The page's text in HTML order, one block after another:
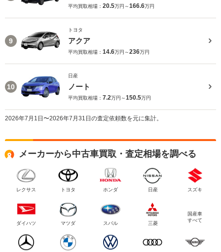
平均買取相場： 20.5万円～166.6万円
9
トヨタ
アクア
平均買取相場： 14.6万円～236万円
10
日産
ノート
平均買取相場： 7.2万円～150.5万円
2026年7月1日〜2026年7月31日の査定依頼数を元に集計。
メーカーから中古車買取・査定相場を調べる
レクサス トヨタ ホンダ 日産 スズキ
ダイハツ マツダ スバル 三菱
国産車
すべて